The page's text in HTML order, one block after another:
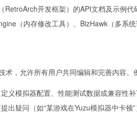
RetroArch开发框架）的API文档及示例代
（内存修改工具）、BizHawk（多系
，允许所有用户共同编辑和完善内容。
义模拟器配置、性能测试数据或兼容性补
出疑问（如“某游戏在Yuzu模拟器中卡顿